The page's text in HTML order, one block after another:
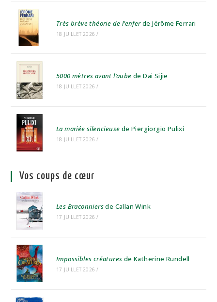
Très brève théorie de l’enferde Jérôme Ferrari
18 JUILLET 2026 /
5000 mètres avant l’aube de Dai Sijie
18 JUILLET 2026 /
La mariée silencieuse de Piergiorgio Pulixi
18 JUILLET 2026 /
Vos coups de cœur
Les Braconniersde Callan Wink
17 JUILLET 2026 /
Impossibles créatures de Katherine Rundell
17 JUILLET 2026 /